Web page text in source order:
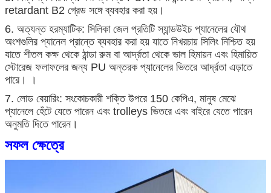
retardant B2 গ্রেড সঙ্গে ব্যবহার করা হয়।
6. অত্যন্ত হরম্যাটিক: সিলিকা জেল প্রতিটি স্যান্ডউইচ প্যানেলের যৌথ
অংশগুলির প্যানেল প্রান্তে ব্যবহার করা হয় যাতে নিখরচায় সিলিং নিশ্চিত হয়
যাতে শীতল কক্ষ থেকে ঠান্ডা রুম বা আর্দ্রতা থেকে ভাল হিমায়ন এবং হিমায়িত
স্টোরেজ ফলাফলের জন্য PU অন্তরক প্যানেলের ভিতরে আর্দ্রতা এড়াতে
পারে। ।
7. লোড বেয়ারিং: সংকোচকারী শক্তি উপরে 150 কেপিএ, মানুষ মেঝে
প্যানেলে হেঁটে যেতে পারেন এবং trolleys ভিতরে এবং বাইরে যেতে পারেন
অনুমতি দিতে পারেন।
সফল ক্ষেত্রে